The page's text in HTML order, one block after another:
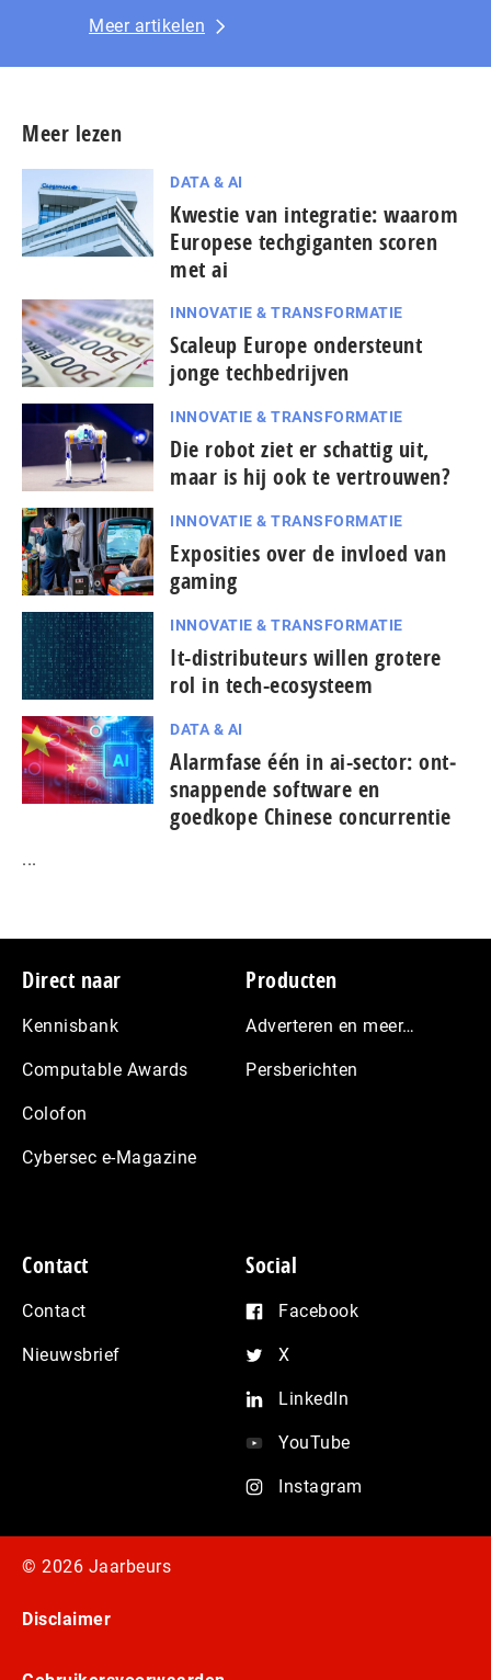
Meer artikelen
Meer lezen
DATA & AI
Kwestie van integratie: waarom
Europese techgiganten scoren
met ai
INNOVATIE & TRANSFORMATIE
Scaleup Europe ondersteunt
jonge techbedrijven
INNOVATIE & TRANSFORMATIE
Die robot ziet er schattig uit,
maar is hij ook te vertrouwen?
INNOVATIE & TRANSFORMATIE
Exposities over de invloed van
gaming
INNOVATIE & TRANSFORMATIE
It-dis­tri­bu­teurs willen grotere
rol in tech-ecosysteem
DATA & AI
Alarmfase één in ai-sector: ont­
snap­pen­de software en
goedkope Chinese con­cur­ren­tie
...
Footer
Direct naar
Kennisbank
Computable Awards
Colofon
Cybersec e-Magazine
Producten
Adverteren en meer…
Persberichten
Contact
Contact
Nieuwsbrief
Social
Facebook
X
LinkedIn
YouTube
Instagram
© 2026 Jaarbeurs
Disclaimer